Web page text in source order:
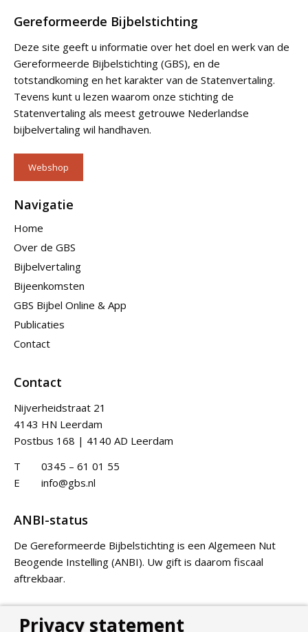
Gereformeerde Bijbelstichting
Deze site geeft u informatie over het doel en werk van de
Gereformeerde Bijbelstichting (GBS), en de
totstandkoming en het karakter van de Statenvertaling.
Tevens kunt u lezen waarom onze stichting de
Statenvertaling als meest getrouwe Nederlandse
bijbelvertaling wil handhaven.
Webshop
Navigatie
Home
Over de GBS
Bijbelvertaling
Bijeenkomsten
GBS Bijbel Online & App
Publicaties
Contact
Contact
Nijverheidstraat 21
4143 HN Leerdam
Postbus 168 | 4140 AD Leerdam
T
0345 – 61 01 55
E
info@gbs.nl
ANBI-status
De Gereformeerde Bijbelstichting is een Algemeen Nut
Beogende Instelling (ANBI). Uw gift is daarom fiscaal
aftrekbaar.
Privacy statement